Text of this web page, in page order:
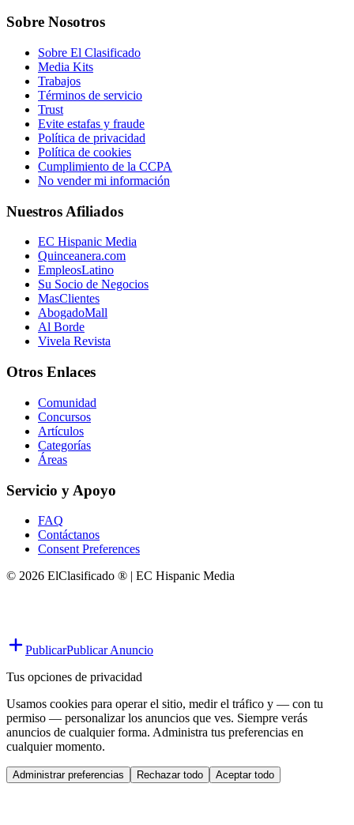
Sobre Nosotros
Sobre El Clasificado
Media Kits
Trabajos
Términos de servicio
Trust
Evite estafas y fraude
Política de privacidad
Política de cookies
Cumplimiento de la CCPA
No vender mi información
Nuestros Afiliados
EC Hispanic Media
Quinceanera.com
EmpleosLatino
Su Socio de Negocios
MasClientes
AbogadoMall
Al Borde
Vivela Revista
Otros Enlaces
Comunidad
Concursos
Artículos
Categorías
Áreas
Servicio y Apoyo
FAQ
Contáctanos
Consent Preferences
© 2026 ElClasificado ® | EC Hispanic Media
PublicarPublicar Anuncio
Tus opciones de privacidad
Usamos cookies para operar el sitio, medir el tráfico y — con tu
permiso — personalizar los anuncios que ves. Siempre verás
anuncios de cualquier forma. Administra tus preferencias en
cualquier momento.
Administrar preferencias Rechazar todo Aceptar todo